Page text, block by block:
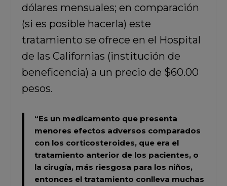
dólares mensuales; en comparación
(si es posible hacerla) este
tratamiento se ofrece en el Hospital
de las Californias (institución de
beneficencia) a un precio de $60.00
pesos.
“Es un medicamento que presenta
menores efectos adversos comparados
con los corticosteroides, que era el
tratamiento anterior de los pacientes, o
la cirugía, más riesgosa para los niños,
entonces el tratamiento conlleva muchas